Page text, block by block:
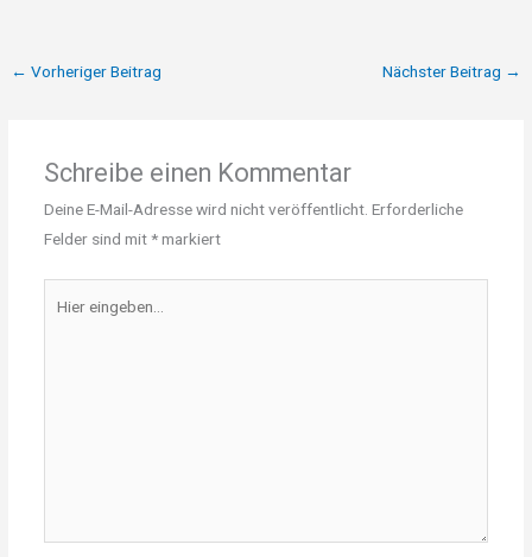
← Vorheriger Beitrag Nächster Beitrag →
Schreibe einen Kommentar
Deine E-Mail-Adresse wird nicht veröffentlicht. Erforderliche
Felder sind mit*markiert
eingeben…